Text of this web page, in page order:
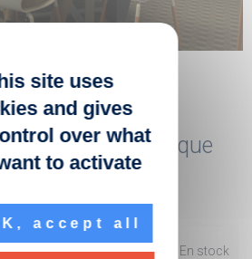
PRODUITS
de la marque
VIDEO
En stock
site uses
and gives
over what
to activate
accept all